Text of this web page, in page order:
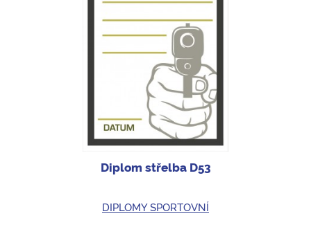
Diplom střelba D53
DIPLOMY SPORTOVNÍ